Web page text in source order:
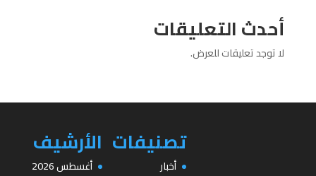
أحدث التعليقات
لا توجد تعليقات للعرض.
الأرشيف
أغسطس 2026
تصنيفات
أخبار